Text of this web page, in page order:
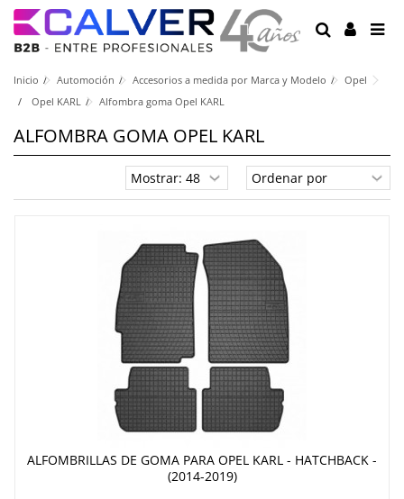
Inicio Automoción Accesorios a medida por Marca y Modelo
Opel
Opel KARL
Alfombra goma Opel KARL
ALFOMBRA GOMA OPEL KARL
ALFOMBRILLAS DE GOMA PARA OPEL KARL - HATCHBACK -
(2014-2019)